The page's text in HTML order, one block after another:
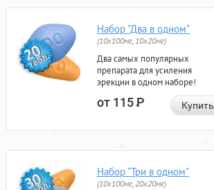
Набор "Два в одном"
(10x100мг, 10x20мг)
Два самых популярных
препарата для усиления
эрекции в одном наборе!
от 115Р Купить
Набор "Три в одном"
(10x100мг, 20x20мг)